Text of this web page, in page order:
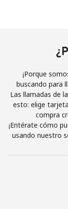
Al abrir una
¡Porque
buscando para
Las llamadas de
esto: elige
compra
¡Entérate cómo
usando nuestro